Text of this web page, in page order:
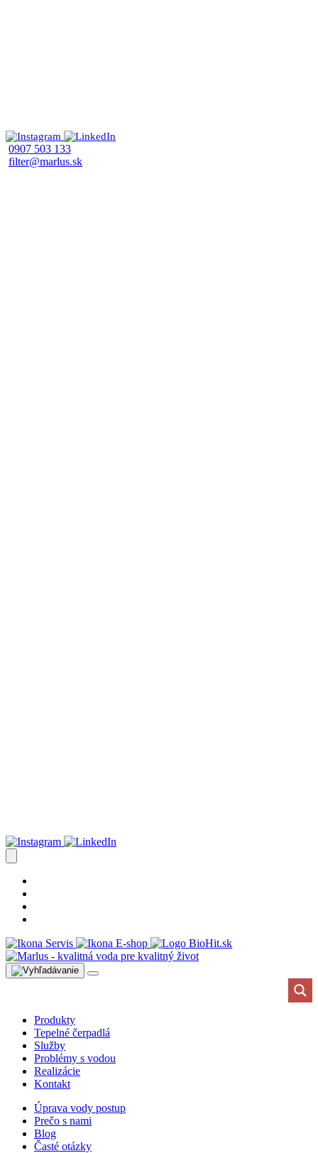
0907 503 133
filter@marlus.sk
Servis E-shop
Produkty
Tepelné čerpadlá
Služby
Problémy s vodou
Realizácie
Kontakt
Úprava vody postup
Prečo s nami
Blog
Časté otázky